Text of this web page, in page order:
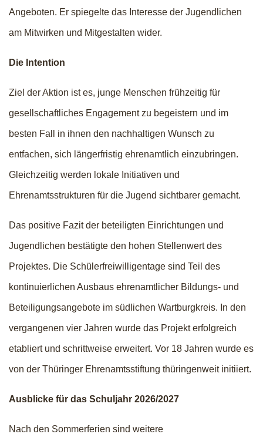
Angeboten. Er spiegelte das Interesse der Jugendlichen
am Mitwirken und Mitgestalten wider.
Die Intention
Ziel der Aktion ist es, junge Menschen frühzeitig für
gesellschaftliches Engagement zu begeistern und im
besten Fall in ihnen den nachhaltigen Wunsch zu
entfachen, sich längerfristig ehrenamtlich einzubringen.
Gleichzeitig werden lokale Initiativen und
Ehrenamtsstrukturen für die Jugend sichtbarer gemacht.
Das positive Fazit der beteiligten Einrichtungen und
Jugendlichen bestätigte den hohen Stellenwert des
Projektes. Die Schülerfreiwilligentage sind Teil des
kontinuierlichen Ausbaus ehrenamtlicher Bildungs- und
Beteiligungsangebote im südlichen Wartburgkreis. In den
vergangenen vier Jahren wurde das Projekt erfolgreich
etabliert und schrittweise erweitert. Vor 18 Jahren wurde es
von der Thüringer Ehrenamtsstiftung thüringenweit initiiert.
Ausblicke für das Schuljahr 2026/2027
Nach den Sommerferien sind weitere